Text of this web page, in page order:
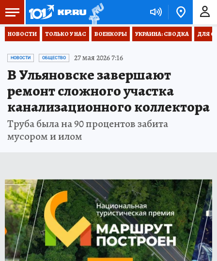
НОВОСТИ ТОЛЬКО У НАС ВОЕНКОРЫ УКРАИНА: СВОДКА ДЛЯ
НОВОСТИ ОБЩЕСТВО 27 мая 2026 7:16
В Ульяновске завершают
ремонт сложного участка
канализационного коллектора
Труба была на 90 процентов забита
мусором и илом